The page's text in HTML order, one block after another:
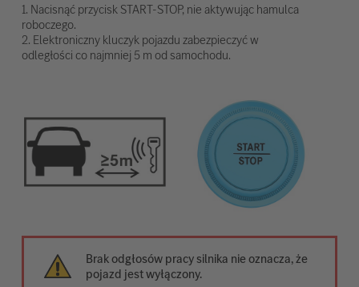
1. Nacisnąć przycisk START-STOP, nie aktywując hamulca
roboczego.
2. Elektroniczny kluczyk pojazdu zabezpieczyć w
odległości co najmniej 5 m od samochodu.
Brak odgłosów pracy silnika nie oznacza, że
pojazd jest wyłączony.